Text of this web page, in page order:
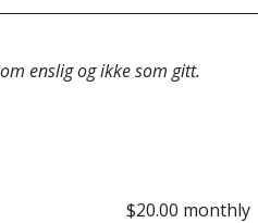
enslig og ikke som gitt.
$20.00 monthly